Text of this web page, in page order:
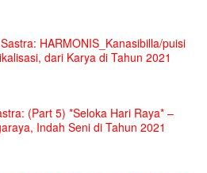
HARMONIS_Kanasibilla/puisi
dari Karya di Tahun 2021
(Part 5) *Seloka Hari Raya* –
Indah Seni di Tahun 2021